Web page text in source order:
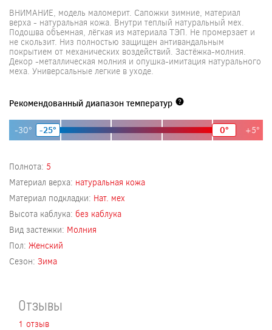
ВНИМАНИЕ, модель маломерит. Сапожки зимние, материал
верха - натуральная кожа. Внутри теплый натуральный мех.
Подошва объемная, лёгкая из материала ТЭП. Не промерзает и
не скользит. Низ полностью защищен антивандальным
покрытием от механических воздействий. Застёжка-молния.
Декор -металлическая молния и опушка-имитация натурального
меха. Универсальные легкие в уходе.
Рекомендованный диапазон температур
-30° -25° 0° +5°
Полнота: 5
Материал верха: натуральная кожа
Материал подкладки: Нат. мех
Высота каблука: без каблука
Вид застежки: Молния
Пол: Женский
Сезон: Зима
Отзывы
1 отзыв